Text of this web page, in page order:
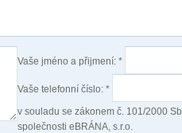
Vaše jméno a přijmení: *
Vaše telefonní číslo: *
v souladu se zákonem č. 101/2000
společnosti eBRÁNA, s.r.o.